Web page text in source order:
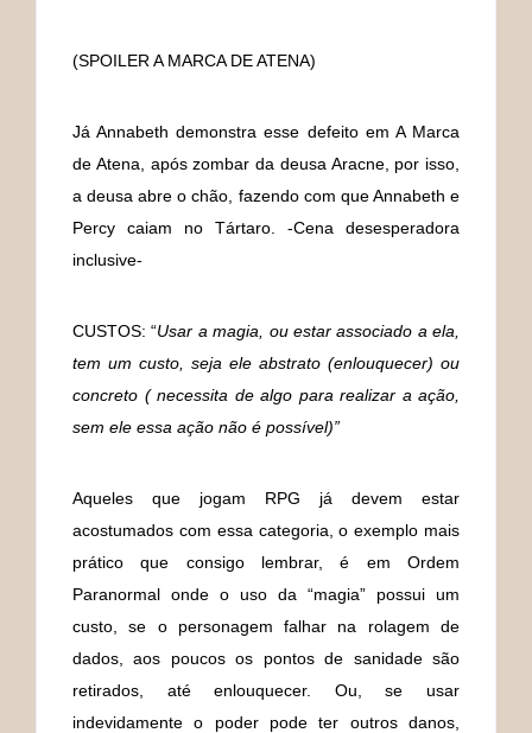
(SPOILER A MARCA DE ATENA)
Já Annabeth demonstra esse defeito em A Marca
de Atena, após zombar da deusa Aracne, por isso,
a deusa abre o chão, fazendo com que Annabeth e
Percy caiam no Tártaro. -Cena desesperadora
inclusive-
CUSTOS: “Usar a magia, ou estar associado a ela,
tem um custo, seja ele abstrato (enlouquecer) ou
concreto ( necessita de algo para realizar a ação,
sem ele essa ação não é possível)”
Aqueles que jogam RPG já devem estar
acostumados com essa categoria, o exemplo mais
prático que consigo lembrar, é em Ordem
Paranormal onde o uso da “magia” possui um
custo, se o personagem falhar na rolagem de
dados, aos poucos os pontos de sanidade são
retirados, até enlouquecer. Ou, se usar
indevidamente o poder pode ter outros danos,